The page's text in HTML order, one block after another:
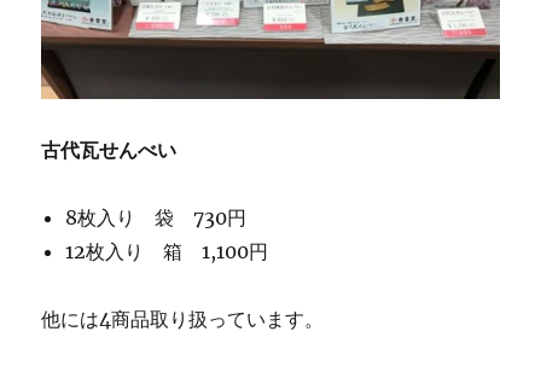
古代瓦せんべい
8枚入り 袋 730円
12枚入り 箱 1,100円
他には4商品取り扱っています。